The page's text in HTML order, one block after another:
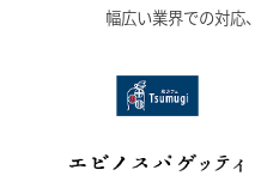
幅広い業界での対応